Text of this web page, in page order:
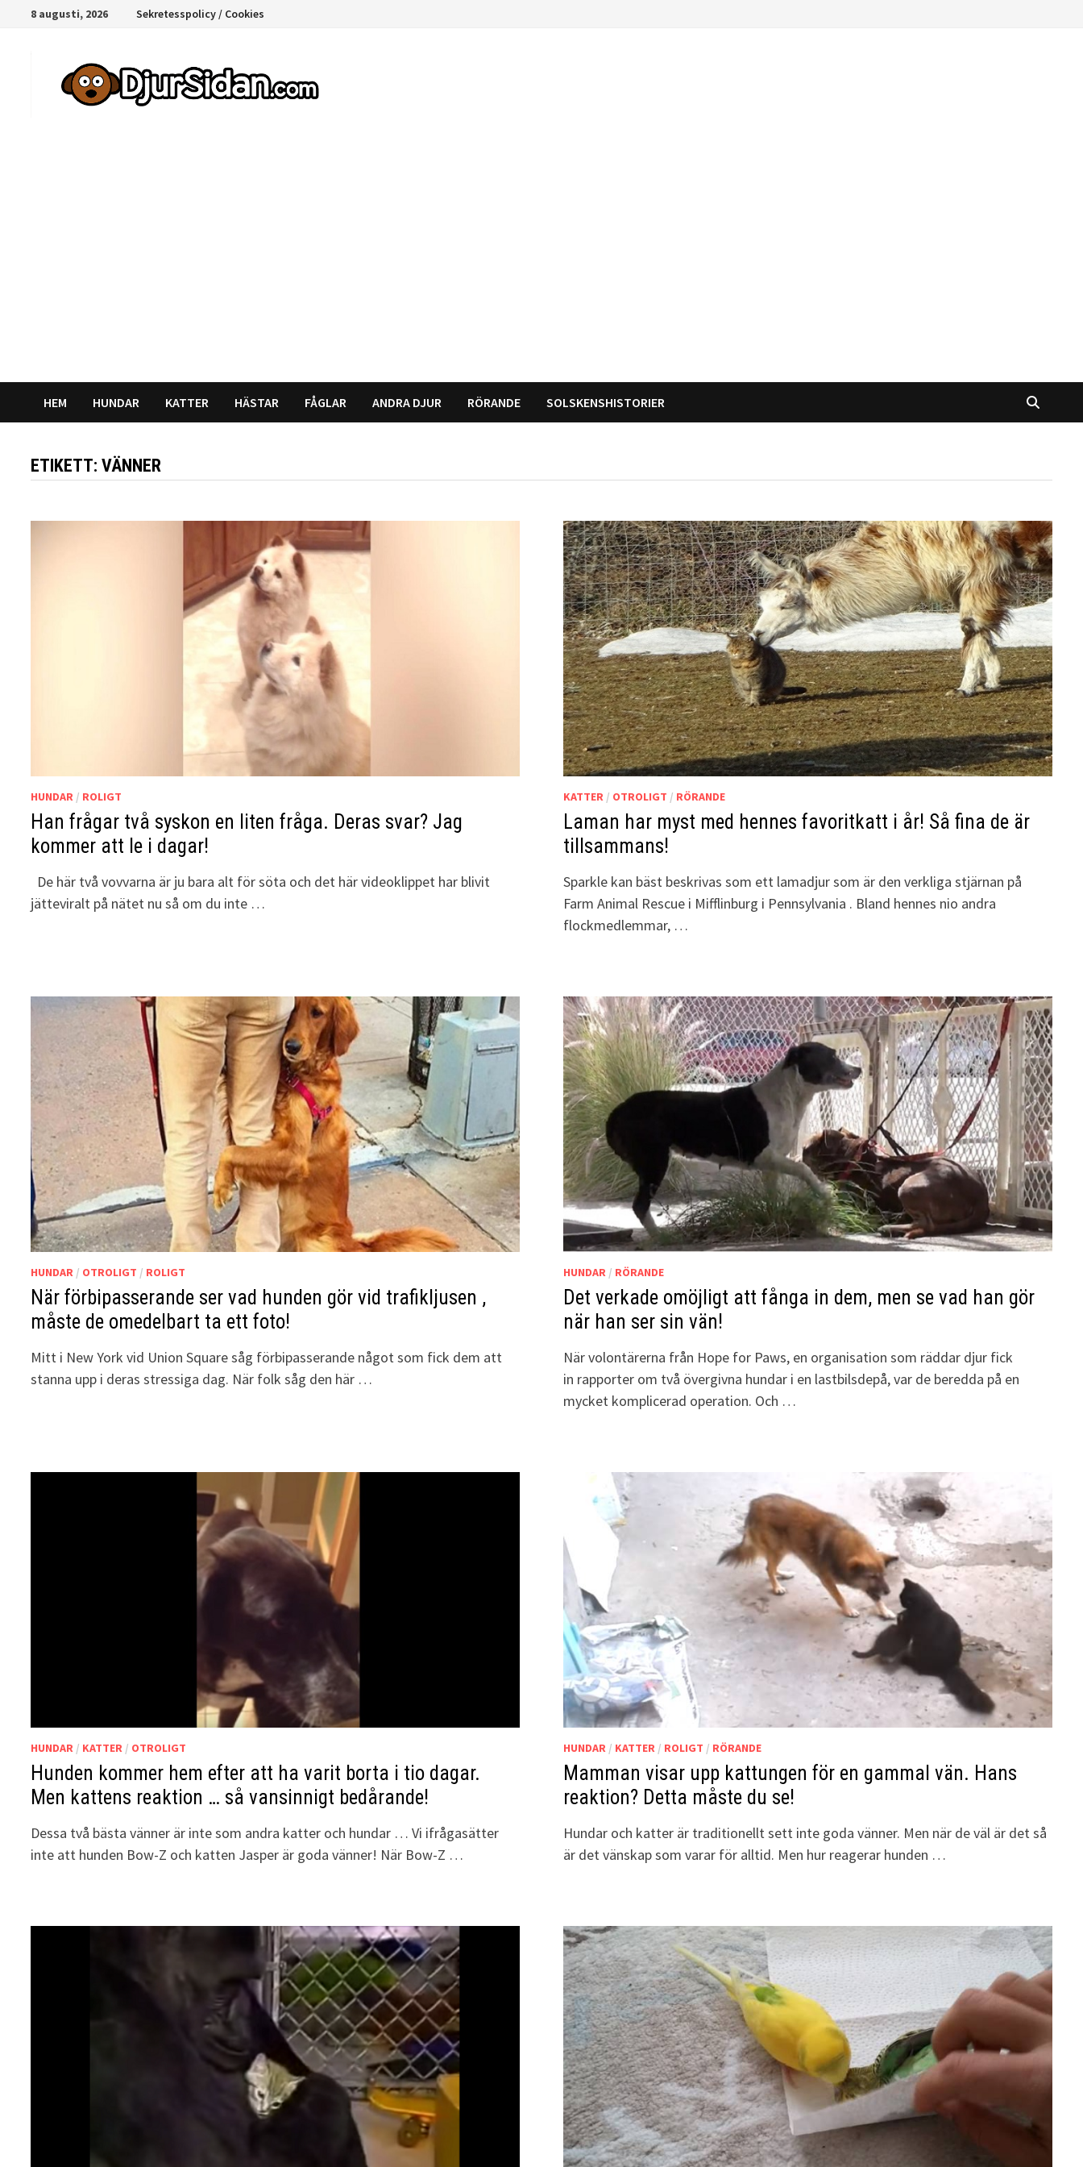
Hoppa8 augusti, 2026 Sekretesspolicy / Cookies
HEM HUNDAR KATTER HÄSTAR FÅGLAR ANDRA DJUR RÖRANDE SOLSKENSHISTORIER
ETIKETT:VÄNNER
HUNDAR / ROLIGT
Han frågar två syskon en liten fråga. Deras svar? Jag
kommer att le i dagar!
De här två vovvarna är ju bara alt för söta och det här videoklippet har blivit
jätteviralt på nätet nu så om du inte …
KATTER / OTROLIGT / RÖRANDE
Laman har myst med hennes favoritkatt i år! Så fina de är
tillsammans!
Sparkle kan bäst beskrivas som ett lamadjur som är den verkliga stjärnan på
Farm Animal Rescue i Mifflinburg i Pennsylvania . Bland hennes nio andra
flockmedlemmar, …
HUNDAR / OTROLIGT / ROLIGT
När förbipasserande ser vad hunden gör vid trafikljusen ,
måste de omedelbart ta ett foto!
Mitt i New York vid Union Square såg förbipasserande något som fick dem att
stanna upp i deras stressiga dag. När folk såg den här …
HUNDAR / RÖRANDE
Det verkade omöjligt att fånga in dem, men se vad han gör
när han ser sin vän!
När volontärerna från Hope for Paws, en organisation som räddar djur fick
in rapporter om två övergivna hundar i en lastbilsdepå, var de beredda på en
mycket komplicerad operation. Och …
HUNDAR / KATTER / OTROLIGT
Hunden kommer hem efter att ha varit borta i tio dagar.
Men kattens reaktion … så vansinnigt bedårande!
Dessa två bästa vänner är inte som andra katter och hundar … Vi ifrågasätter
inte att hunden Bow-Z och katten Jasper är goda vänner! När Bow-Z …
HUNDAR / KATTER / ROLIGT / RÖRANDE
Mamman visar upp kattungen för en gammal vän. Hans
reaktion? Detta måste du se!
Hundar och katter är traditionellt sett inte goda vänner. Men när de väl är det så
är det vänskap som varar för alltid. Men hur reagerar hunden …